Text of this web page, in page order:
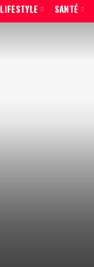
LIFESTYLE SANTÉ